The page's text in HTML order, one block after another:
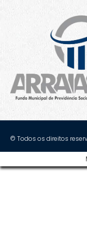
© Todos os direitos